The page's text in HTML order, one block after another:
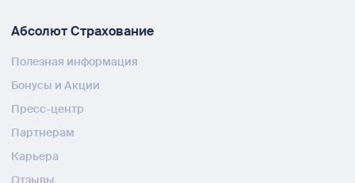
Абсолют Страхование
Полезная информация
Бонусы и Акции
Пресс-центр
Партнерам
Карьера
Отзывы